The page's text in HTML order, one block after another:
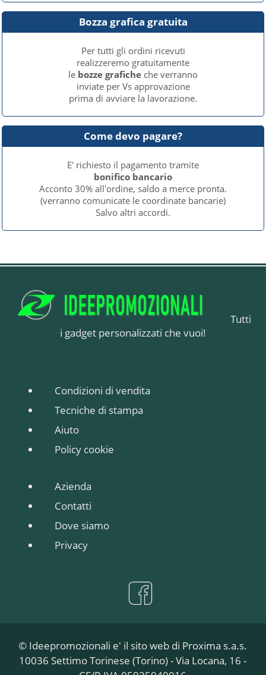
Bozza grafica gratuita
Per tutti gli ordini ricevuti
realizzeremo gratuitamente
le bozze grafiche che verranno
inviate per Vs approvazione
prima di avviare la lavorazione.
Come devo pagare?
E' richiesto il pagamento tramite
bonifico bancario
Acconto 30% all'ordine, saldo a merce pronta.
(verranno comunicate le coordinate bancarie)
Salvo altri accordi.
Tutti
i gadget personalizzati che vuoi!
Condizioni di vendita
Tecniche di stampa
Aiuto
Policy cookie
Azienda
Contatti
Dove siamo
Privacy
© Ideepromozionali e' il sito web di Proxima s.a.s.
10036 Settimo Torinese (Torino) - Via Locana, 16 -